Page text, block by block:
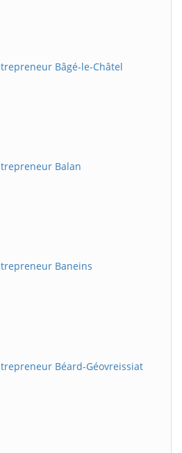
Bâgé-le-Châtel
Balan
Baneins
Béard-Géovreissiat